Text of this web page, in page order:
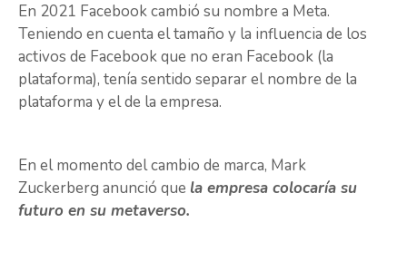
En 2021 Facebook cambió su nombre a Meta.
Teniendo en cuenta el tamaño y la influencia de los
activos de Facebook que no eran Facebook (la
plataforma), tenía sentido separar el nombre de la
plataforma y el de la empresa.
En el momento del cambio de marca, Mark
Zuckerberg anunció que la empresa colocaría su
futuro en su metaverso.